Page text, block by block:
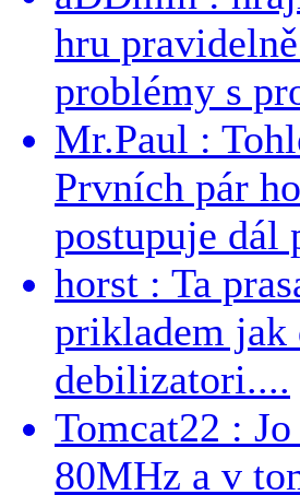
hru
problémy s
Mr.Paul :
Prvních pár
postupuje dál
horst : Ta
prikladem jak
debilizatori....
Tomcat22 :
80MHz a v